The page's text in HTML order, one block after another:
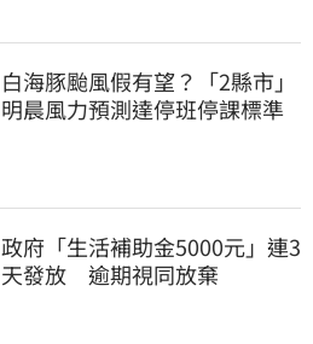
白海豚颱風假有望？「2縣市」
明晨風力預測達停班停課標準
政府「生活補助金5000元」連3
天發放 逾期視同放棄